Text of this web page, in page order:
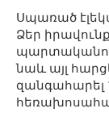
Սպառած
Ձեր
նաև այլ
զանգահարել